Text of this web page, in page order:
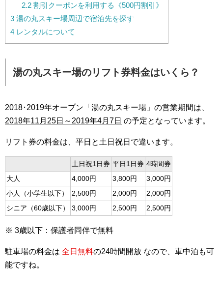
2.2割引クーポンを利用する《500円割引》
3 湯の丸スキー場周辺で宿泊先を探す
4 レンタルについて
湯の丸スキー場のリフト券料金はいくら？
2018･2019年オープン「湯の丸スキー場」の営業期間は、
2018年11月25日～2019年4月7日 の予定となっています。
リフト券の料金は、平日と土日祝日で違います。
土日祝1日券 平日1日券 4時間券
大人
4,000円 3,800円
3,000円
小人（小学生以下）
2,500円 2,000円
2,000円
シニア（60歳以下）
3,000円 2,500円 2,500円
※ 3歳以下：保護者同伴で無料
駐車場の料金は 全日無料の24時間開放 なので、車中泊も可
能ですね。